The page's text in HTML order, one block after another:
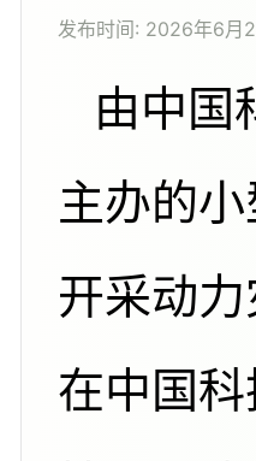
发布时间: 2026年6月
由中国科协立项支持、中国煤炭学会
主办的
开采动
在中国